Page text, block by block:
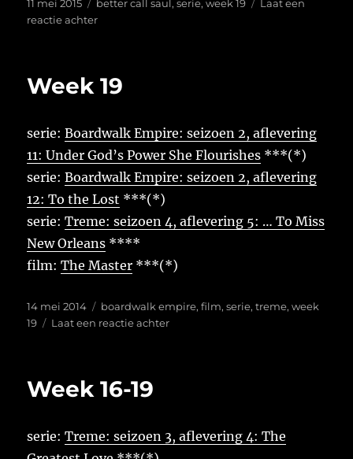
Geplaatst
op
11 mei 2015 Tags
better call saul,serie,week 19
Laat een
reactie achterop
Week 19
serie:Boardwalk Empire: seizoen 2, aflevering
11: Under God’s Power She Flourishes ***(*)
serie:Boardwalk Empire: seizoen 2, aflevering
12: To the Lost ***(*)
serie:Treme: seizoen 4, aflevering 5: … To Miss
New Orleans ****
film:The Master ***(*)
Geplaatst
op
14 mei 2014 Tags
boardwalk empire,film,serie,treme,week
19
Laat een reactie achterop
Week 16-19
serie:Treme: seizoen 3, aflevering 4: The